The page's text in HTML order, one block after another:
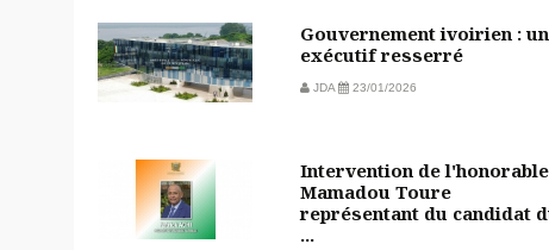
Gouvernement ivoirien : un
exécutif resserré
JDA 23/01/2026
Intervention de l'honorable
Mamadou Toure
représentant du candidat
...